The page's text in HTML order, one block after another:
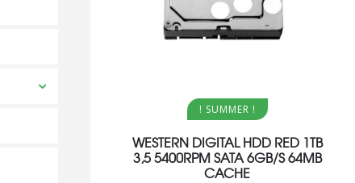
Aggiungi al carrello
! SUMMER !
WESTERN DIGITAL HDD RED 1TB
3,5 5400RPM SATA 6GB/S 64MB
CACHE